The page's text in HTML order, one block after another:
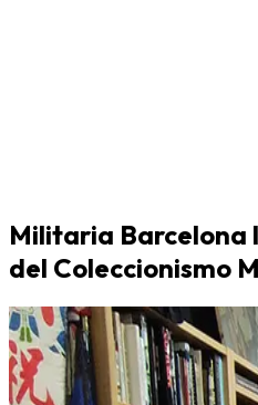
Militaria Barcelona
del Coleccionismo